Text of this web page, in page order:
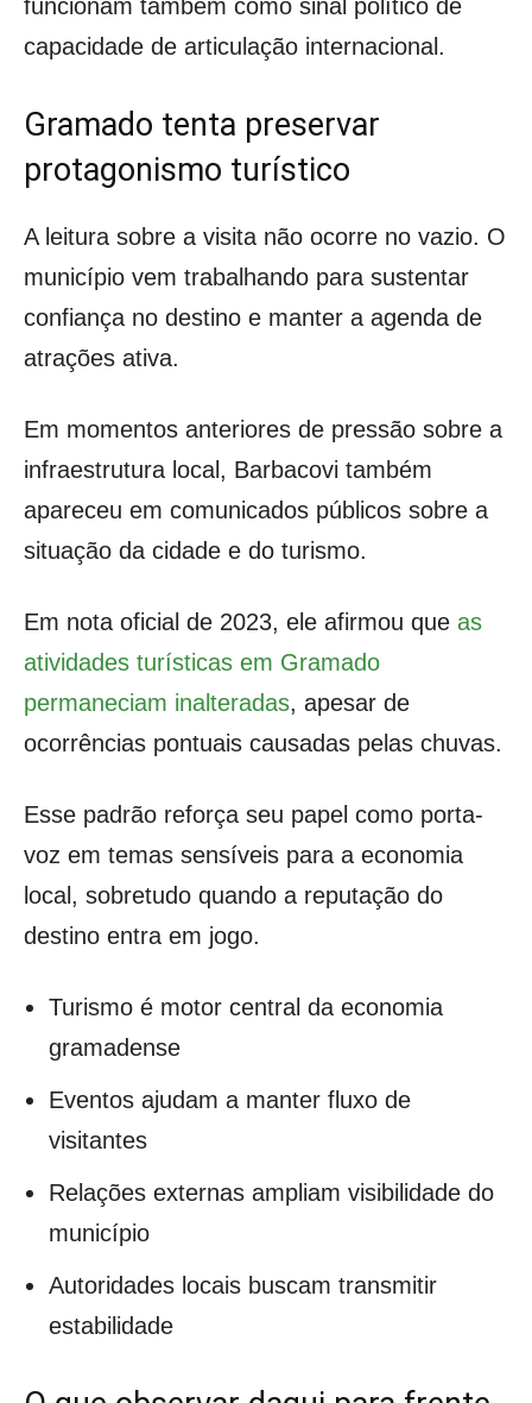
funcionam também como sinal político de
capacidade de articulação internacional.
Gramado tenta preservar
protagonismo turístico
A leitura sobre a visita não ocorre no vazio. O
município vem trabalhando para sustentar
confiança no destino e manter a agenda de
atrações ativa.
Em momentos anteriores de pressão sobre a
infraestrutura local, Barbacovi também
apareceu em comunicados públicos sobre a
situação da cidade e do turismo.
Em nota oficial de 2023, ele afirmou que as
atividades turísticas em Gramado
permaneciam inalteradas, apesar de
ocorrências pontuais causadas pelas chuvas.
Esse padrão reforça seu papel como porta-
voz em temas sensíveis para a economia
local, sobretudo quando a reputação do
destino entra em jogo.
Turismo é motor central da economia
gramadense
Eventos ajudam a manter fluxo de
visitantes
Relações externas ampliam visibilidade do
município
Autoridades locais buscam transmitir
estabilidade